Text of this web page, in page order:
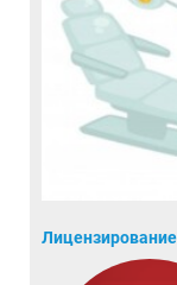
Лицензирование